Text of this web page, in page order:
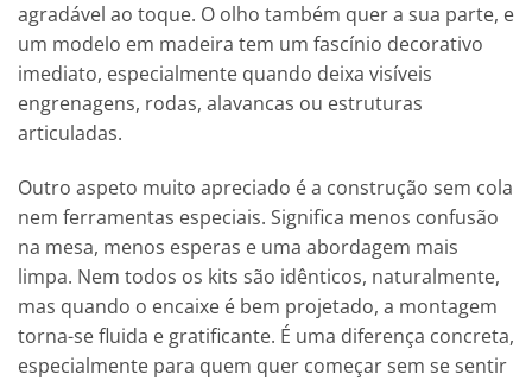
agradável ao toque. O olho também quer a sua parte, e
um modelo em madeira tem um fascínio decorativo
imediato, especialmente quando deixa visíveis
engrenagens, rodas, alavancas ou estruturas
articuladas.
Outro aspeto muito apreciado é a construção sem cola
nem ferramentas especiais. Significa menos confusão
na mesa, menos esperas e uma abordagem mais
limpa. Nem todos os kits são idênticos, naturalmente,
mas quando o encaixe é bem projetado, a montagem
torna-se fluida e gratificante. É uma diferença concreta,
especialmente para quem quer começar sem se sentir